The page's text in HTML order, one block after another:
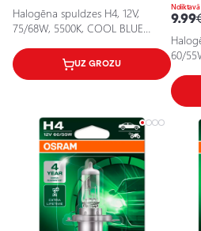
Halogēna spuldzes H4, 12V,
75/68W, 5500K, COOL BLUE
UZ GROZU
Noliktavā
9.99
60/